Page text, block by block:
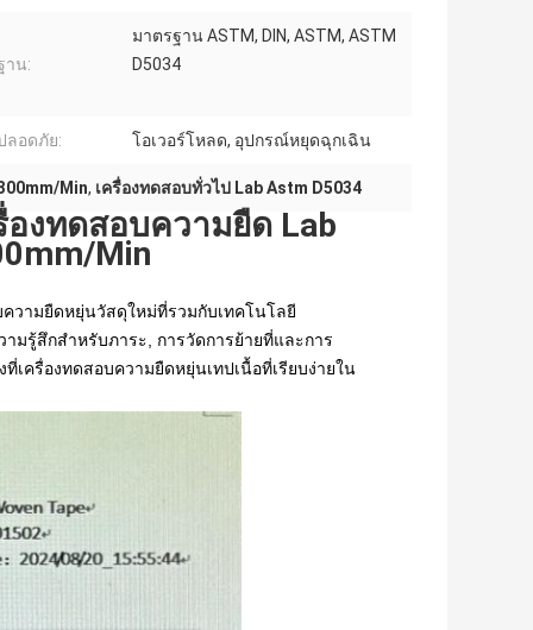
าน:
มาตรฐาน ASTM, DIN, ASTM, ASTM
D5034
ลอดภัย: โอเวอร์โหลด, อุปกรณ์หยุดฉุกเฉิน
Min, เครื่องทดสอบทั่วไป Lab Astm D5034
องทดสอบความยืด Lab
Min
วามยืดหยุ่นวัสดุใหม่ที่รวมกับเทคโนโลยี
มรู้สึกสําหรับภาระ, การวัดการย้ายที่และการ
เครื่องทดสอบความยืดหยุ่นเทปเนื้อที่เรียบง่ายใน